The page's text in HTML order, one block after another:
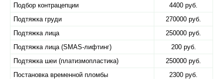
Подбор контрацепции
4400 руб.
Подтяжка груди
270000 руб.
Подтяжка лица
250000 руб.
Подтяжка лица (SMAS-лифтинг)
200 руб.
Подтяжка шеи (платизмопластика)
250000 руб.
Постановка временной пломбы
2300 руб.